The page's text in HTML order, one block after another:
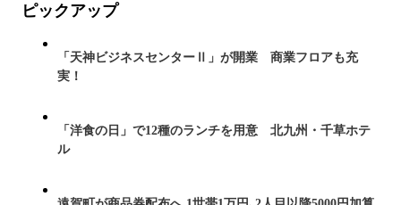
ピックアップ
「天神ビジネスセンターⅡ」が開業 商業フロアも充
実！
「洋食の日」で12種のランチを用意 北九州・千草ホテ
ル